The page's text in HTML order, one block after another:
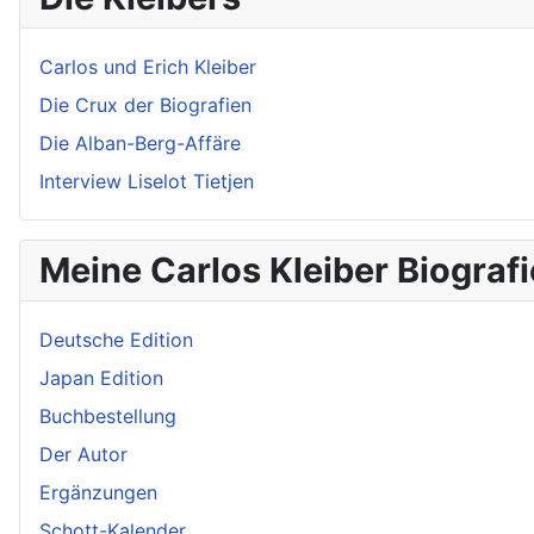
Carlos und Erich Kleiber
Die Crux der Biografien
Die Alban-Berg-Affäre
Interview Liselot Tietjen
Meine Carlos Kleiber
Deutsche Edition
Japan Edition
Buchbestellung
Der Autor
Ergänzungen